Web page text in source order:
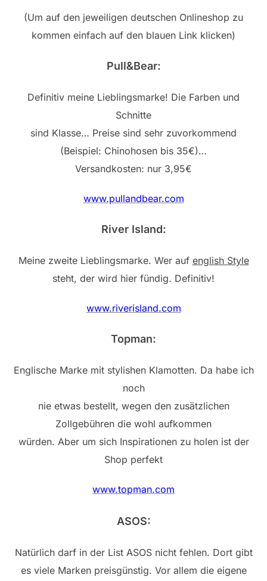
(Um auf den jeweiligen deutschen Onlineshop zu
kommen einfach auf den blauen Link klicken)
Pull&Bear:
Definitiv meine Lieblingsmarke! Die Farben und
Schnitte
sind Klasse… Preise sind sehr zuvorkommend
(Beispiel: Chinohosen bis 35€)…
Versandkosten: nur 3,95€
www.pullandbear.com
River Island:
Meine zweite Lieblingsmarke. Wer auf english Style
steht, der wird hier fündig. Definitiv!
www.riverisland.com
Topman:
Englische Marke mit stylishen Klamotten. Da habe ich
noch
nie etwas bestellt, wegen den zusätzlichen
Zollgebühren die wohl aufkommen
würden. Aber um sich Inspirationen zu holen ist der
Shop perfekt
www.topman.com
ASOS:
Natürlich darf in der List ASOS nicht fehlen. Dort gibt
es viele Marken preisgünstig. Vor allem die eigene